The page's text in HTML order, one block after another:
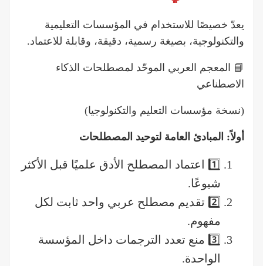
يعدّ خصيصًا للاستخدام في المؤسسات التعليمية
والتكنولوجية، بصيغة رسمية، دقيقة، وقابلة للاعتماد.
📘 المعجم العربي الموحّد لمصطلحات الذكاء
الاصطناعي
(نسخة مؤسسات التعليم والتكنولوجيا)
أولاً: المبادئ العامة لتوحيد المصطلحات
1️⃣ اعتماد المصطلح الأدق علميًا قبل الأكثر
شيوعًا.
2️⃣ تقديم مصطلح عربي واحد ثابت لكل
مفهوم.
3️⃣ منع تعدد الترجمات داخل المؤسسة
الواحدة.